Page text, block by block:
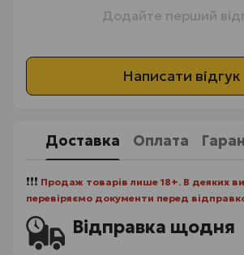
Додайте перший
Написати відгук
Доставка Оплата
❗❗❗ Продаж товарів лише 18+. В деяких
перевіряємо документи перед
Відправка щодня